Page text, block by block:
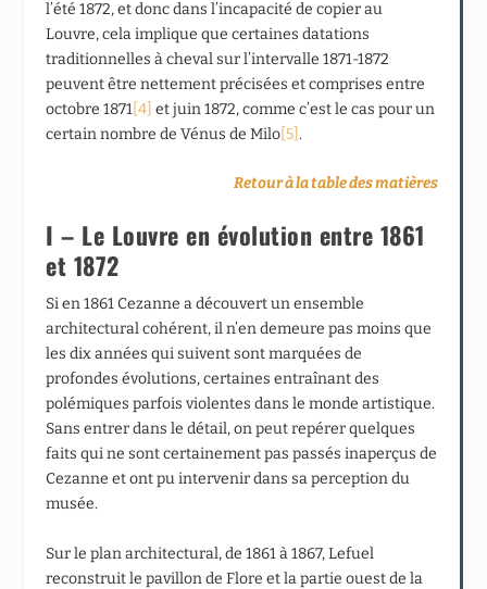
l’été 1872, et donc dans l’incapacité de copier au
Louvre, cela implique que certaines datations
traditionnelles à cheval sur l’intervalle 1871-1872
peuvent être nettement précisées et comprises entre
octobre 1871 [4] et juin 1872, comme c’est le cas pour un
certain nombre de Vénus de Milo [5].
Retour à la table des matières
I – Le Louvre en évolution entre 1861
et 1872
Si en 1861 Cezanne a découvert un ensemble
architectural cohérent, il n’en demeure pas moins que
les dix années qui suivent sont marquées de
profondes évolutions, certaines entraînant des
polémiques parfois violentes dans le monde artistique.
Sans entrer dans le détail, on peut repérer quelques
faits qui ne sont certainement pas passés inaperçus de
Cezanne et ont pu intervenir dans sa perception du
musée.
Sur le plan architectural, de 1861 à 1867, Lefuel
reconstruit le pavillon de Flore et la partie ouest de la